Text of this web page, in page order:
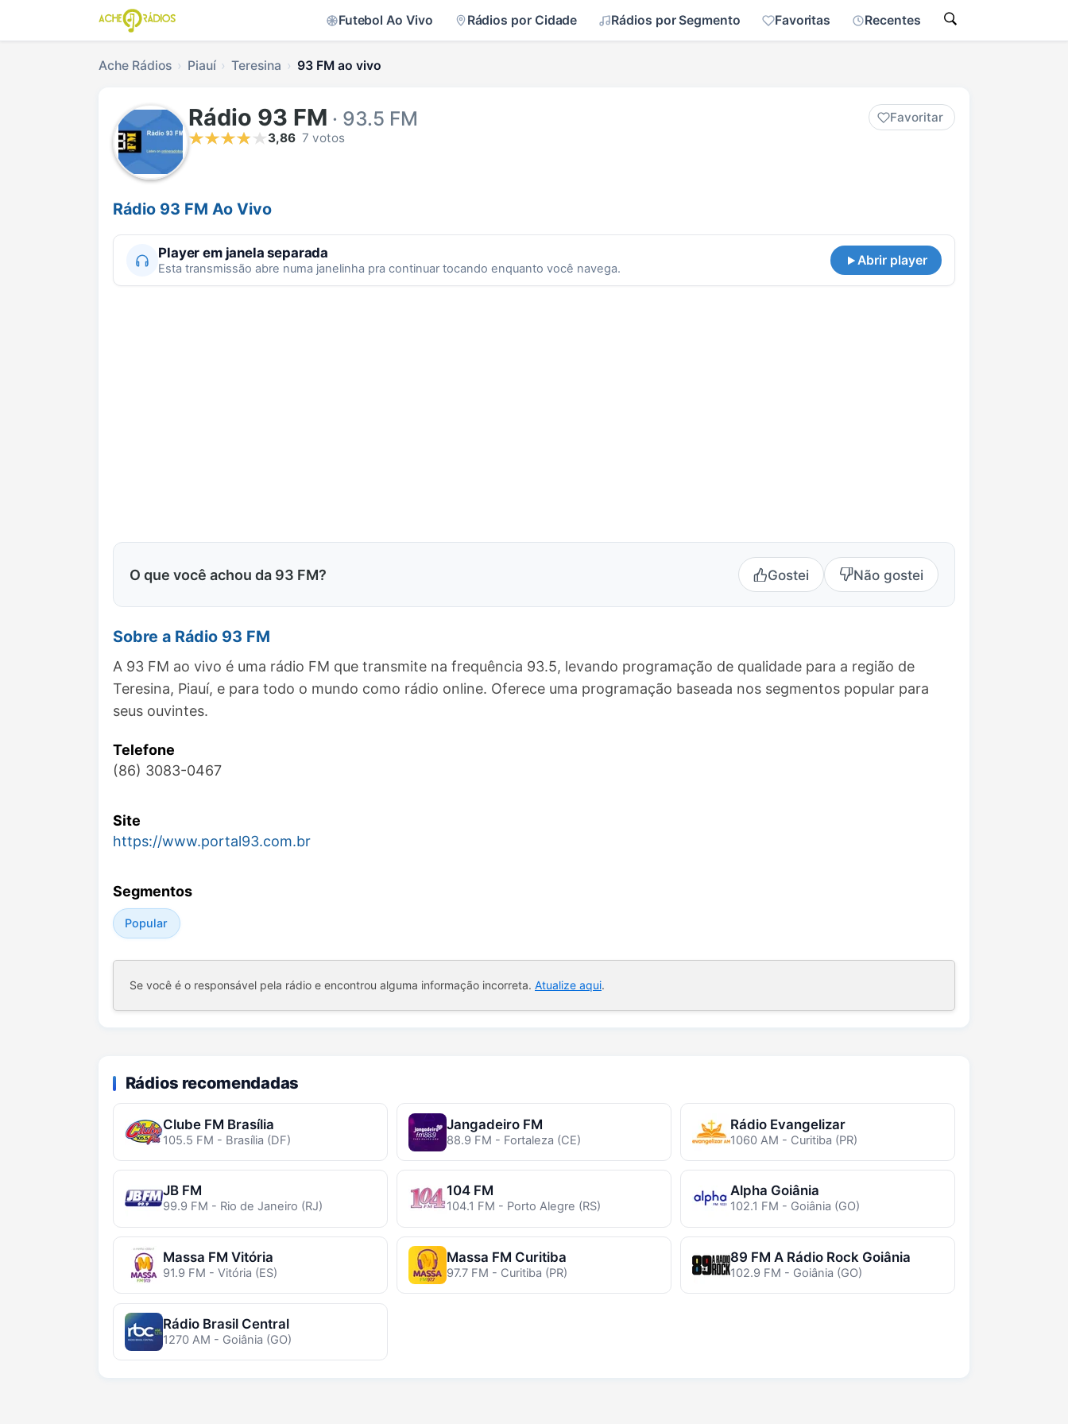
Futebol Ao Vivo Rádios por Cidade Rádios por Segmento Favoritas Recentes
Ache Rádios Piauí Teresina 93 FM ao vivo
Rádio 93 FM · 93.5 FM
Favoritar
3,86 7 votos
Rádio 93 FM Ao Vivo
Player em janela separada
Esta transmissão abre numa janelinha pra continuar tocando enquanto você navega.
Abrir player
O que você achou da 93 FM? Gostei Não gostei
Sobre a Rádio 93 FM
A 93 FM ao vivo é uma rádio FM que transmite na frequência 93.5, levando programação de qualidade para a região de
Teresina, Piauí, e para todo o mundo como rádio online. Oferece uma programação baseada nos segmentos popular para
seus ouvintes.
Telefone
(86) 3083-0467
Site
https://www.portal93.com.br
Segmentos
Popular
Se você é o responsável pela rádio e encontrou alguma informação incorreta. Atualize aqui.
Rádios recomendadas
Clube FM Brasília
105.5 FM - Brasília (DF)
Jangadeiro FM
88.9 FM - Fortaleza (CE)
Rádio Evangelizar
1060 AM - Curitiba (PR)
JB FM
99.9 FM - Rio de Janeiro (RJ)
104 FM
104.1 FM - Porto Alegre (RS)
Alpha Goiânia
102.1 FM - Goiânia (GO)
Massa FM Vitória
91.9 FM - Vitória (ES)
Massa FM Curitiba
97.7 FM - Curitiba (PR)
89 FM A Rádio Rock Goiânia
102.9 FM - Goiânia (GO)
Rádio Brasil Central
1270 AM - Goiânia (GO)